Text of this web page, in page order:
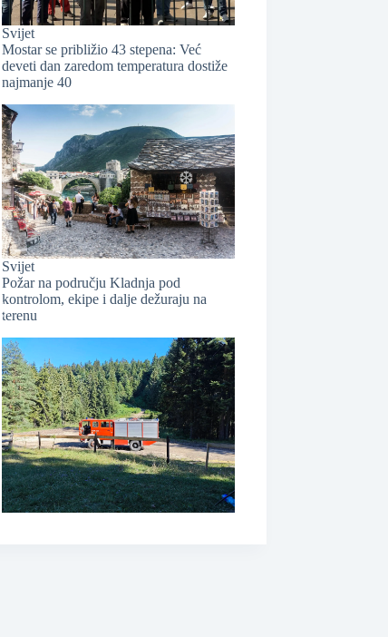
Svijet
Mostar se približio 43 stepena: Već
deveti dan zaredom temperatura dostiže
najmanje 40
Svijet
Požar na području Kladnja pod
kontrolom, ekipe i dalje dežuraju na
terenu
❆
❆
❆